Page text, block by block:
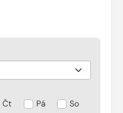
Čt Pá So